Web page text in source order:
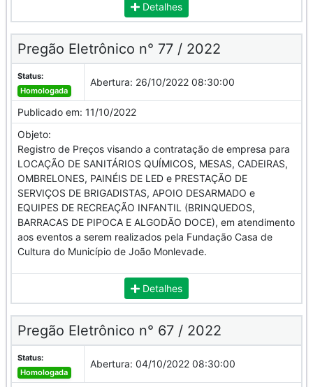
Detalhes
Pregão Eletrônico n° 77 / 2022
Status:
Homologada
Abertura: 26/10/2022 08:30:00
Publicado em: 11/10/2022
Objeto:
Registro de Preços visando a contratação de empresa para
LOCAÇÃO DE SANITÁRIOS QUÍMICOS, MESAS, CADEIRAS,
OMBRELONES, PAINÉIS DE LED e PRESTAÇÃO DE
SERVIÇOS DE BRIGADISTAS, APOIO DESARMADO e
EQUIPES DE RECREAÇÃO INFANTIL (BRINQUEDOS,
BARRACAS DE PIPOCA E ALGODÃO DOCE), em atendimento
aos eventos a serem realizados pela Fundação Casa de
Cultura do Município de João Monlevade.
Detalhes
Pregão Eletrônico n° 67 / 2022
Status:
Homologada
Abertura: 04/10/2022 08:30:00